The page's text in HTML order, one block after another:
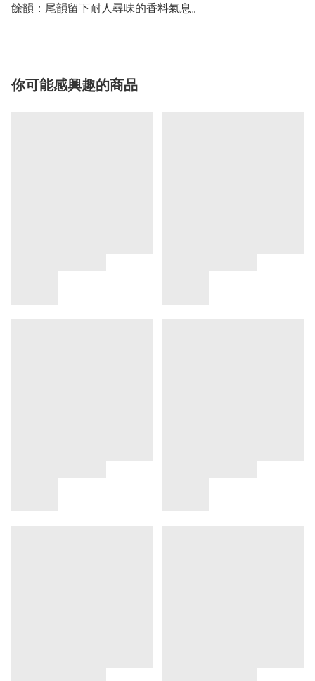
餘韻：尾韻留下耐人尋味的香料氣息。
你可能感興趣的商品